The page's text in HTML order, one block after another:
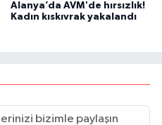
Alanya’da AVM'de hırsızlık!
Kadın kıskıvrak yakalandı